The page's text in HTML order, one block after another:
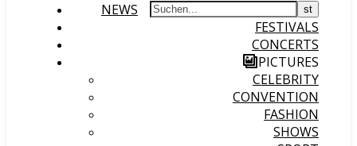
NEWS
FESTIVALS
CONCERTS
PICTURES
CELEBRITY
CONVENTION
FASHION
SHOWS